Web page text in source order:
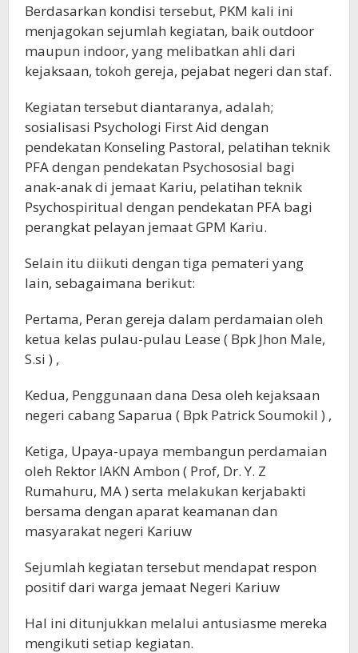
Berdasarkan kondisi tersebut, PKM kali ini
menjagokan sejumlah kegiatan, baik outdoor
maupun indoor, yang melibatkan ahli dari
kejaksaan, tokoh gereja, pejabat negeri dan staf.
Kegiatan tersebut diantaranya, adalah;
sosialisasi Psychologi First Aid dengan
pendekatan Konseling Pastoral, pelatihan teknik
PFA dengan pendekatan Psychososial bagi
anak-anak di jemaat Kariu, pelatihan teknik
Psychospiritual dengan pendekatan PFA bagi
perangkat pelayan jemaat GPM Kariu.
Selain itu diikuti dengan tiga pemateri yang
lain, sebagaimana berikut:
Pertama, Peran gereja dalam perdamaian oleh
ketua kelas pulau-pulau Lease ( Bpk Jhon Male,
S.si ) ,
Kedua, Penggunaan dana Desa oleh kejaksaan
negeri cabang Saparua ( Bpk Patrick Soumokil ) ,
Ketiga, Upaya-upaya membangun perdamaian
oleh Rektor IAKN Ambon ( Prof, Dr. Y. Z
Rumahuru, MA ) serta melakukan kerjabakti
bersama dengan aparat keamanan dan
masyarakat negeri Kariuw
Sejumlah kegiatan tersebut mendapat respon
positif dari warga jemaat Negeri Kariuw
Hal ini ditunjukkan melalui antusiasme mereka
mengikuti setiap kegiatan.